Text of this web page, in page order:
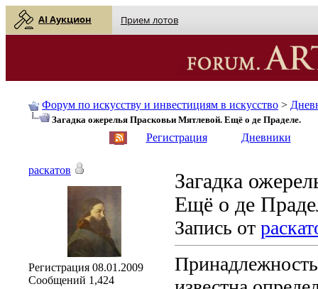
AI Аукцион Прием лотов
Форум по искусству и инвестициям в искусство >
Загадка ожерелья Прасковьи Мятлевой. Ещё о де Праделе.
Регистрация Дневники
Загадка
Ещё о де
Запись от
раскатов
Регистрация 08.01.2009
Сообщений 1,424